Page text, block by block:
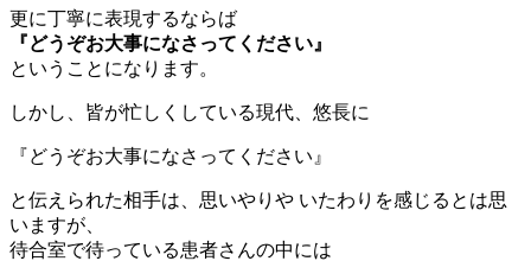
更に丁寧に表現するならば
『どうぞお大事になさってください』
ということになります。
しかし、皆が忙しくしている現代、悠長に
『どうぞお大事になさってください』
と伝えられた相手は、思いやりや いたわりを感じるとは思
いますが、
待合室で待っている患者さんの中には